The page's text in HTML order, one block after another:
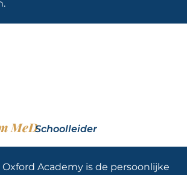
MeDSchoolleider
Oxford Academy is de persoonlijke